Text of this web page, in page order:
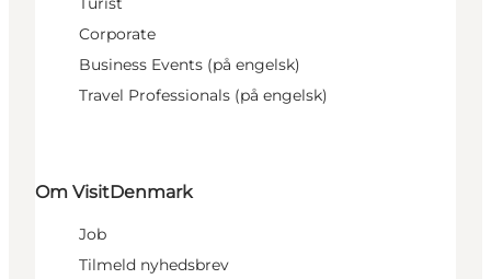
Corporate
Business Events (på engelsk)
Travel Professionals (på engelsk)
Om VisitDenmark
Job
Tilmeld nyhedsbrev